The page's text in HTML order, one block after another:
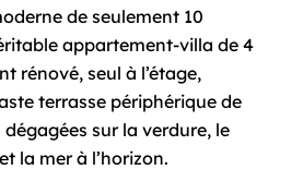
de seulement 10
appartement-villa de 4
rénové, seul à l’étage,
terrasse périphérique de
dégagées sur la verdure, le
la mer à l’horizon.